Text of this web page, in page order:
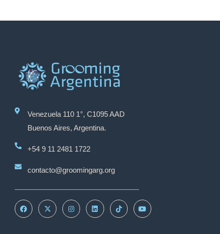
Venezuela 110 1°, C1095 AAD
Buenos Aires, Argentina.
+54 9 11 2481 1722
contacto@groomingarg.org